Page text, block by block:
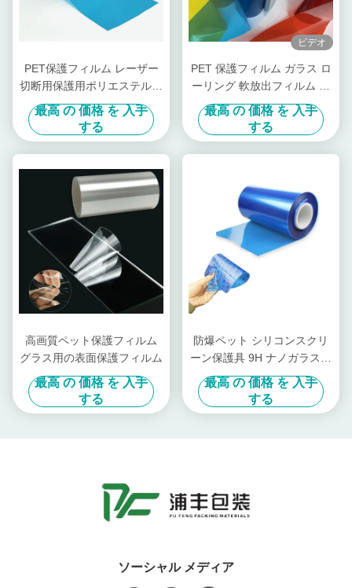
PET保護フィルム レーザー
切断用保護用ポリエステルフ
ィルム
最高 の 価格 を 入手
する
ビデオ
PET 保護フィルム ガラス ロ
ーリング 軟放出フィルム 保
護画面
最高 の 価格 を 入手
する
高画質ペット保護フィルム
グラス用の表面保護フィルム
最高 の 価格 を 入手
する
防爆ペット シリコンスクリ
ーン保護具 9H ナノガラスフ
ィルムロール
最高 の 価格 を 入手
する
ソーシャル メディア